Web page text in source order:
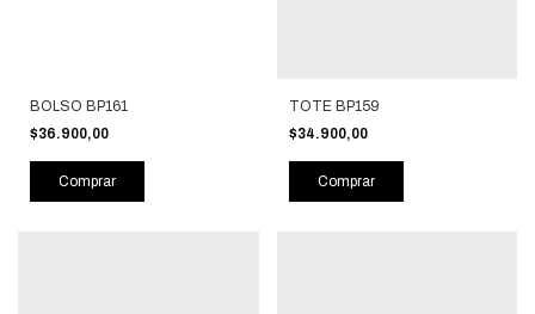
BOLSO BP161
$36.900,00
Comprar
TOTE BP159
$34.900,00
Comprar